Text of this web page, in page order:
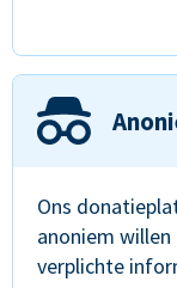
Ons
anoniem willen
verplichte